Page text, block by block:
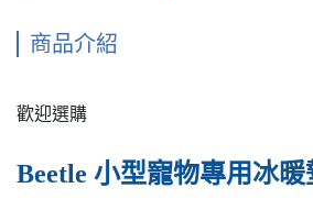
商品介紹
歡迎選購
Beetle 小型寵物專用冰暖